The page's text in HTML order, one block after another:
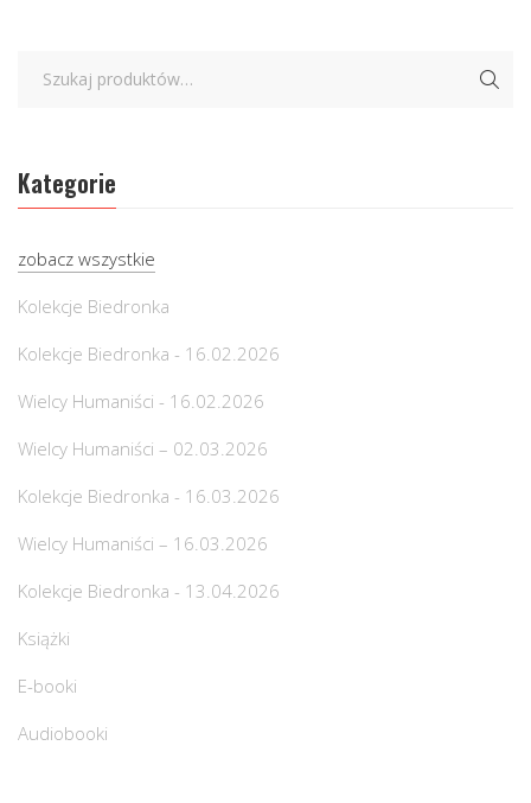
Kategorie
zobacz wszystkie
Kolekcje Biedronka
Kolekcje Biedronka - 16.02.2026
Wielcy Humaniści - 16.02.2026
Wielcy Humaniści – 02.03.2026
Kolekcje Biedronka - 16.03.2026
Wielcy Humaniści – 16.03.2026
Kolekcje Biedronka - 13.04.2026
Książki
E-booki
Audiobooki